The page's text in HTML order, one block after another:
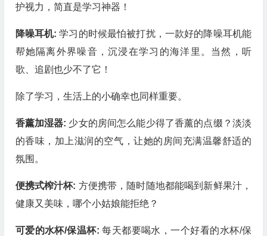
护视力，简直是学习神器！
降噪耳机:学习的时候最怕被打扰，一款好的降噪耳机能
帮她隔离外界噪音，沉浸在学习的海洋里。当然，听
歌、追剧也少不了它！
除了学习，生活上的小确幸也同样重要。
香薰加湿器: 少女的房间怎么能少得了香薰的点缀？淡淡
的香味，加上滋润的空气，让她的房间充满温馨舒适的
氛围。
便携式榨汁杯: 方便携带，随时随地都能喝到新鲜果汁，
健康又美味，哪个小姑娘能拒绝？
可爱的水杯/保温杯:每天都要喝水，一个好看的水杯/保